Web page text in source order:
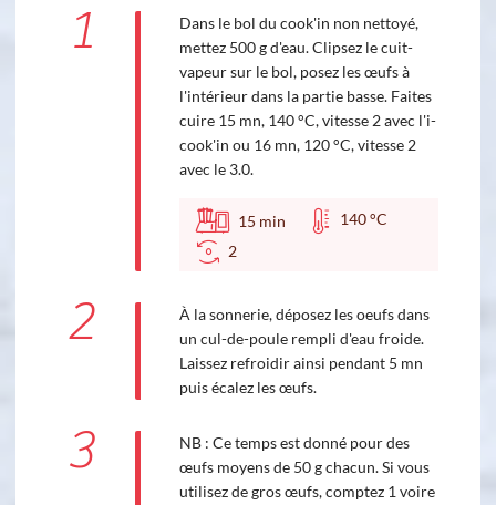
1
Dans le bol du cook'in non nettoyé,
mettez 500 g d'eau. Clipsez le cuit-
vapeur sur le bol, posez les œufs à
l'intérieur dans la partie basse. Faites
cuire 15 mn, 140 °C, vitesse 2 avec l'i-
cook'in ou 16 mn, 120 °C, vitesse 2
avec le 3.0.
15 min
140 °C
2
2
À la sonnerie, déposez les oeufs dans
un cul-de-poule rempli d'eau froide.
Laissez refroidir ainsi pendant 5 mn
puis écalez les œufs.
3
NB : Ce temps est donné pour des
œufs moyens de 50 g chacun. Si vous
utilisez de gros œufs, comptez 1 voire